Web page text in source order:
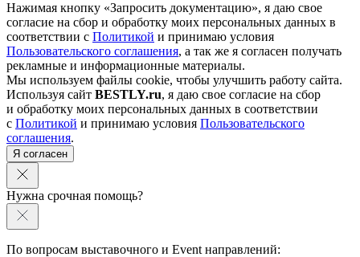
Нажимая кнопку «Запросить документацию», я даю свое
согласие на сбор и обработку моих персональных данных в
соответствии с Политикой и принимаю условия
Пользовательского соглашения, а так же я согласен получать
рекламные и информационные материалы.
Мы используем файлы cookie, чтобы улучшить работу сайта.
Используя сайт BESTLY.ru, я даю свое согласие на сбор
и обработку моих персональных данных в соответствии
с Политикой и принимаю условия Пользовательского
соглашения.
Я согласен
Нужна срочная помощь?
По вопросам выставочного и Event направлений: